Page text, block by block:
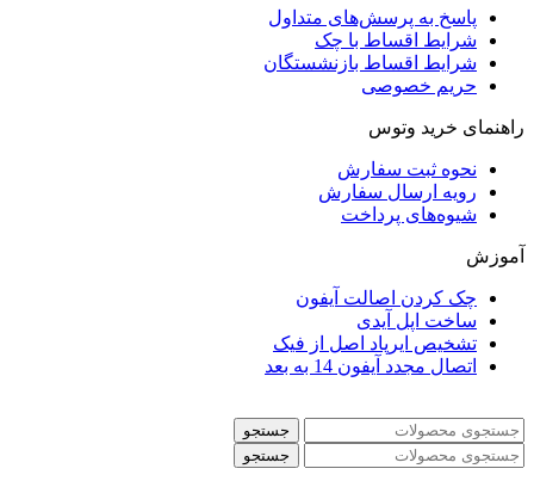
پاسخ به پرسش‌های متداول
شرایط اقساط با چک
شرایط اقساط بازنشستگان
حریم خصوصی
راهنمای خرید وتوس
نحوه ثبت سفارش
رویه ارسال سفارش
شیوه‌های پرداخت
آموزش
چک کردن اصالت آیفون
ساخت اپل آیدی
تشخیص ایرپاد اصل از فیک
اتصال مجدد آیفون 14 به بعد
جستجو
جستجو